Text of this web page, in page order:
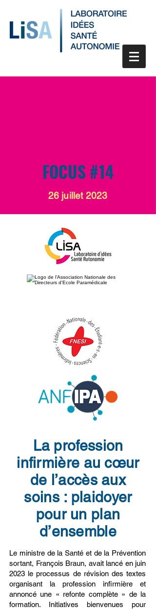
FOCUS #14
26 juillet 2023
La profession
infirmière au cœur
de l’accès aux
soins : plaidoyer
pour un plan
d’ensemble
Le ministre de la Santé et de la Prévention
sortant, François Braun, avait lancé en juin
2023 le processus de révision des textes
organisant la profession infirmière et
annoncé une « refonte complète » de la
formation. Initiatives bienvenues pour